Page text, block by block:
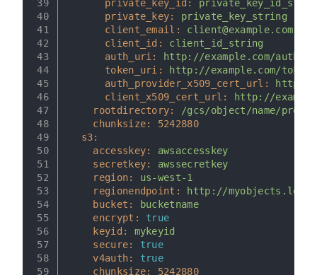
39
40
41
42
43
44
45
46
47
48
49
50
51
52
53
54
55
56
57
58
59
private_key_id:
private_key:
private_key_string
client_email:
client@example.com
client_id:
client_id_string
auth_uri:
http://example.com/
token_uri:
http://example.com/
auth_provider_x509_cert_url:
http://
client_x509_cert_url:
http://
rootdirectory:
/gcs/object/name/prefix
chunksize:
5242880
s3:
accesskey:
awsaccesskey
secretkey:
awssecretkey
region:
us-west-1
regionendpoint:
http://myobjects.local
bucket:
bucketname
encrypt:
true
keyid:
mykeyid
secure:
true
v4auth:
true
chunksize:
5242880